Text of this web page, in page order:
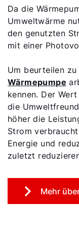
Da die
Umweltwärme
den genutzten
mit einer
Um beurteilen
Wärmepumpe
kennen. Der
die
höher die
Strom
Energie und
zuletzt
Mehr